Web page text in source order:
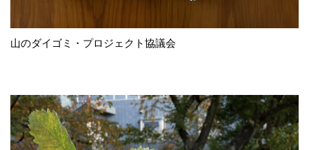
山のダイゴミ・プロジェクト協議会